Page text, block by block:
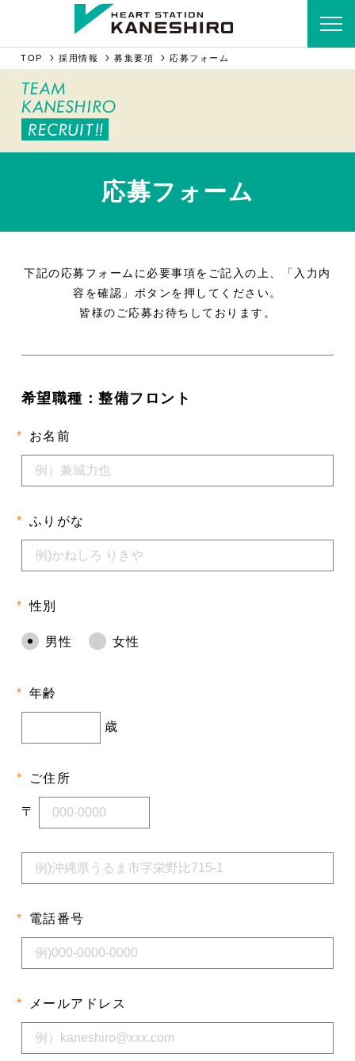
TOP 採用情報 募集要項 応募フォーム
応募フォーム
下記の応募フォームに必要事項をご記入の上、「入力内
容を確認」ボタンを押してください。
皆様のご応募お待ちしております。
希望職種：整備フロント
* お名前
* ふりがな
* 性別
男性 女性
* 年齢
歳
* ご住所
〒
* 電話番号
* メールアドレス